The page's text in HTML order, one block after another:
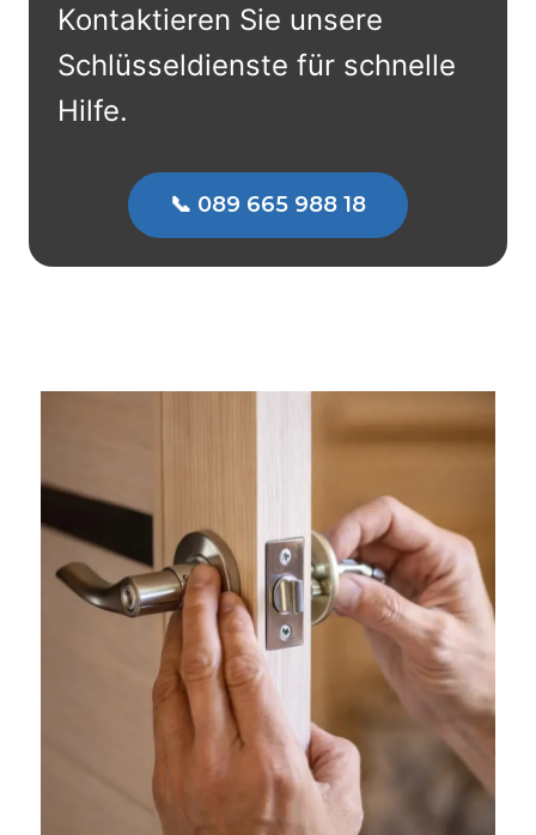
Kontaktieren Sie unsere
Schlüsseldienste für schnelle
Hilfe.
📞 089 665 988 18